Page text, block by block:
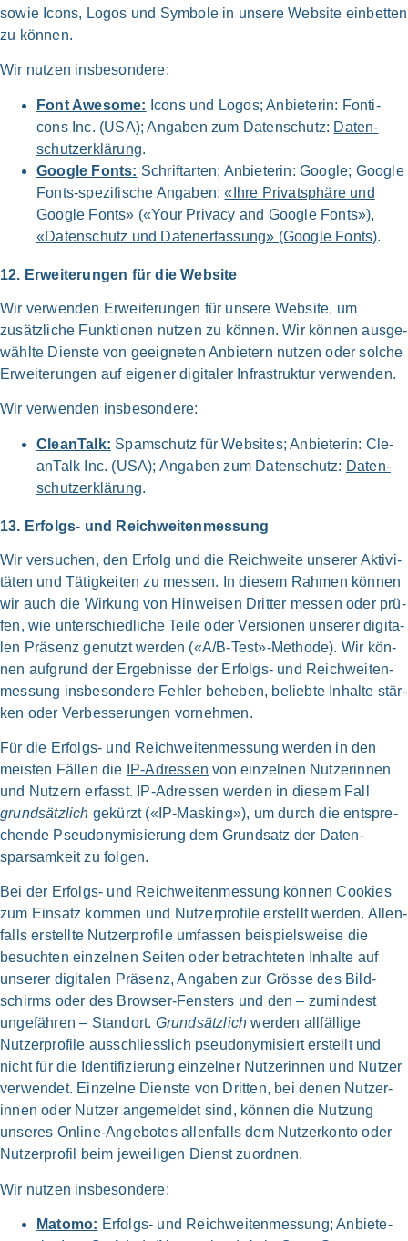
sowie Icons, Logos und Sym­bo­le in unse­re Web­site ein­bet­ten
zu kön­nen.
Wir nut­zen ins­be­son­de­re:
Font Awe­so­me: Icons und Logos; Anbie­te­rin: Fon­ti­
cons Inc. (USA); Anga­ben zum Daten­schutz: Daten­
schutz­erklärung.
Goog­le Fonts: Schrift­arten; Anbie­te­rin: Goog­le; Goog­le
Fonts-spezifische Anga­ben:«Ihre Privat­sphäre und
Goog­le Fonts» («Your Pri­va­cy and Goog­le Fonts»),
«Daten­schutz und Daten­erfassung» (Goog­le Fonts).
12. Erwei­te­run­gen für die Web­site
Wir ver­wen­den Erwei­te­run­gen für unse­re Web­site, um
zusätz­li­che Funk­tio­nen nut­zen zu kön­nen. Wir kön­nen aus­ge­
wähl­te Dien­ste von geeig­ne­ten Anbie­tern nut­zen oder sol­che
Erwei­te­run­gen auf eige­ner digi­ta­ler Infra­struk­tur ver­wen­den.
Wir ver­wen­den ins­be­son­de­re:
Cle­anT­alk: Spam­schutz für Web­sites; Anbie­te­rin: Cle­
anT­alk Inc. (USA); Anga­ben zum Daten­schutz: Daten­
schutz­er­klä­rung.
13. Erfolgs- und Reichweiten­messung
Wir ver­su­chen, den Erfolg und die Reich­weite unse­rer Aktivi­
täten und Tätig­keiten zu mes­sen. In die­sem Rah­men kön­nen
wir auch die Wir­kung von Hin­weisen Drit­ter mes­sen oder prü­
fen, wie unter­schiedliche Tei­le oder Ver­sio­nen unse­rer digi­ta­
len Prä­senz genutzt wer­den («A/B‑Test»-Methode). Wir kön­
nen auf­grund der Ergeb­nisse der Erfolgs- und Reich­weiten­
messung ins­be­son­de­re Feh­ler behe­ben, belieb­te Inhal­te stär­
ken oder Ver­besserungen vor­nehmen.
Für die Erfolgs- und Reich­weiten­messung wer­den in den
mei­sten Fäl­len die
IP-Adressen von ein­zel­nen Nutzer­innen
und Nut­zern erfasst. IP-Adressen wer­den in die­sem Fall
grund­sätz­lich gekürzt («IP-Masking»), um durch die ent­spre­
chen­de Pseudo­nymisierung dem Grund­satz der Daten­
sparsamkeit zu fol­gen.
Bei der Erfolgs- und Reich­weiten­messung kön­nen Coo­kies
zum Ein­satz kom­men und Nutzer­profile erstellt wer­den. Allen­
falls erstell­te Nutzer­profile umfas­sen beispiels­weise die
besuch­ten ein­zel­nen Sei­ten oder betrach­teten Inhal­te auf
unse­rer digi­ta­len Prä­senz, Anga­ben zur Grös­se des Bild­
schirms oder des Browser-Fensters und den – zumin­dest
unge­fäh­ren – Stand­ort. Grund­sätz­lich wer­den all­fäl­li­ge
Nutzer­profile aus­schliess­lich pseudo­nymisiert erstellt und
nicht für die Identi­fizierung ein­zel­ner Nutzer­innen und Nut­zer
ver­wen­det. Ein­zel­ne Dien­ste von Drit­ten, bei denen Nutzer­
innen oder Nut­zer ange­mel­det sind, kön­nen die Nut­zung
unse­res Online-Angebotes allen­falls dem Nutzer­konto oder
Nutzer­profil beim jewei­li­gen Dienst zuord­nen.
Wir nut­zen ins­be­son­de­re:
Mato­mo: Erfolgs- und Reich­wei­ten­mes­sung; Anbie­te­